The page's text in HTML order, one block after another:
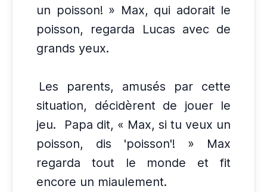
un poisson! » Max, qui adorait le
poisson, regarda Lucas avec de
grands yeux.
Les parents, amusés par cette
situation, décidèrent de jouer le
jeu.
Papa dit, « Max, si tu veux un
poisson, dis 'poisson'! » Max
regarda tout le monde et fit
encore un miaulement.